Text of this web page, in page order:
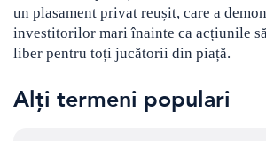
un plasament privat reușit, care a
investitorilor mari înainte ca acțiunile
liber pentru toți jucătorii din piață.
Alți termeni populari